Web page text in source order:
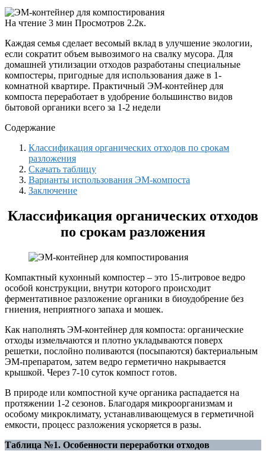
На чтение 3 мин Просмотров 2.2к.
Каждая семья сделает весомый вклад в улучшение экологии,
если сократит объем вывозимого на свалку мусора. Для
домашней утилизации отходов разработаны специальные
компостеры, пригодные для использования даже в 1-
комнатной квартире. Практичный ЭМ-контейнер для
компоста переработает в удобрение большинство видов
бытовой органики всего за 1-2 недели
Содержание
Классификация органических отходов по срокам
разложения
Скачать таблицу
Варианты использования ЭМ-компоста
Заключение
Классификация органических отходов
по срокам разложения
Компактный кухонный компостер – это 15-литровое ведро
особой конструкции, внутри которого происходит
ферментативное разложение органики в биоудобрение без
гниения, неприятного запаха и мошек.
Как наполнять ЭМ-контейнер для компоста: органические
отходы измельчаются и плотно укладываются поверх
решетки, послойно поливаются (посыпаются) бактериальным
ЭМ-препаратом, затем ведро герметично накрывается
крышкой. Через 7-10 суток компост готов.
В природе или компостной куче органика распадается на
протяжении 1-2 сезонов. Благодаря микроорганизмам и
особому микроклимату, устанавливающемуся в герметичной
емкости, процесс разложения ускоряется в разы.
Таблица №1. Особенности переработки отходов